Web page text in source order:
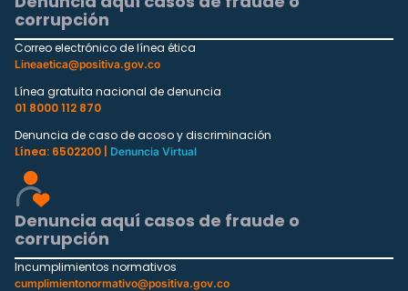
corrupción
Correo electrónico de línea ética
Lineaetica@positiva.gov.co
Línea gratuita nacional de denuncia
01 8000 112 870
Denuncia de caso de acoso y discriminación
Línea: 6502200 |
Denuncia Virtual
Denuncia aquí casos de fraude o
corrupción
Incumplimientos normativos
cumplimientonormativo@positiva.gov.co